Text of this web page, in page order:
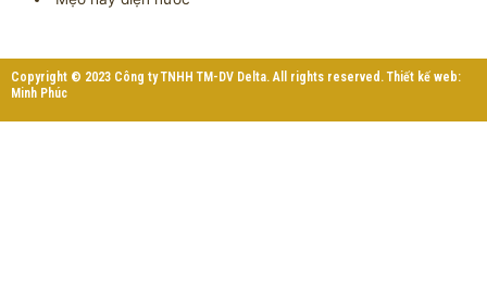
Copyright © 2023 Công ty TNHH TM-DV Delta. All rights reserved. Thiết kế web:
Minh Phúc